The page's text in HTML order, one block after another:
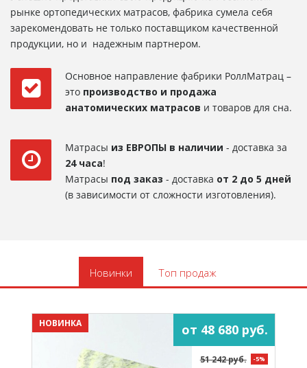
рынке ортопедических матрасов, фабрика сумела себя
зарекомендовать не только поставщиком качественной
продукции, но и надежным партнером.
Основное направление фабрики РоллМатрац –
это производство и продажа
анатомических матрасов и товаров для сна.
Матрасы из ЕВРОПЫ в наличии - доставка за
24 часа!
Матрасы под заказ - доставка от 2 до 5 дней
(в зависимости от сложности изготовления).
Новинки Топ продаж
НОВИНКА от 48 680 руб.
51 242 руб. -5%